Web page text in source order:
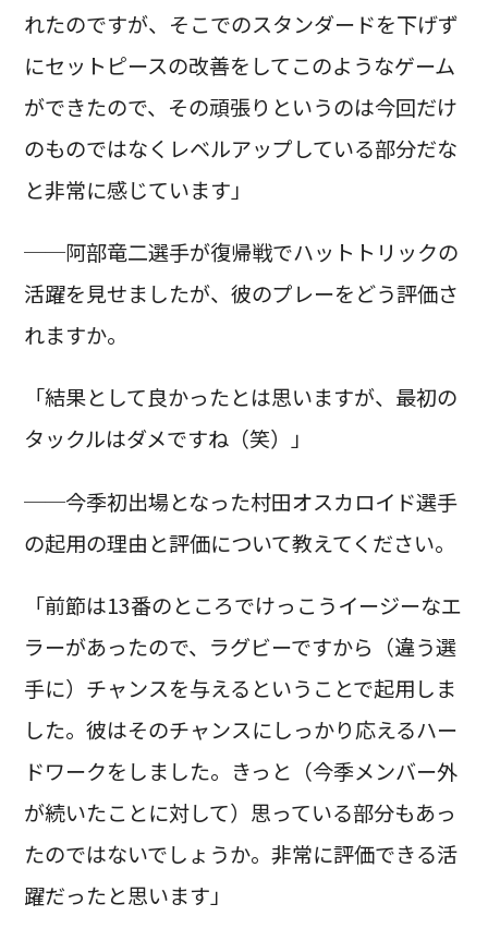
れたのですが、そこでのスタンダードを下げず
にセットピースの改善をしてこのようなゲーム
ができたので、その頑張りというのは今回だけ
のものではなくレベルアップしている部分だな
と非常に感じています」
──阿部竜二選手が復帰戦でハットトリックの
活躍を見せましたが、彼のプレーをどう評価さ
れますか。
「結果として良かったとは思いますが、最初の
タックルはダメですね（笑）」
──今季初出場となった村田オスカロイド選手
の起用の理由と評価について教えてください。
「前節は13番のところでけっこうイージーなエ
ラーがあったので、ラグビーですから（違う選
手に）チャンスを与えるということで起用しま
した。彼はそのチャンスにしっかり応えるハー
ドワークをしました。きっと（今季メンバー外
が続いたことに対して）思っている部分もあっ
たのではないでしょうか。非常に評価できる活
躍だったと思います」